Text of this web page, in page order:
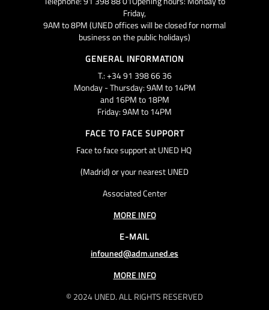
© 2024 UNED. ALL RIGHTS RESERVED
Friday,
9AM to 8PM (UNED offices will be closed for normal
business on the public holidays)
GENERAL INFORMATION
T.: +34 91 398 66 36
Monday - Thursday: 9AM to 14PM
and 16PM to 18PM
Friday: 9AM to 14PM
FACE TO FACE SUPPORT
Face to face support at UNED HQ
(Madrid) or your nearest UNED
Associated Center
MORE INFO
E-MAIL
infouned@adm.uned.es
MORE INFO